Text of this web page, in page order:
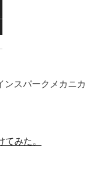
ンスパークメカニカ
みた。